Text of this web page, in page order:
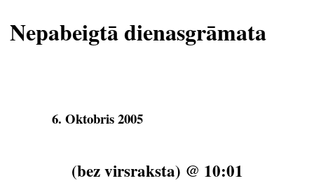
Nepabeigtā dienasgrāmata
6. Oktobris 2005
(bez virsraksta) @ 10:01